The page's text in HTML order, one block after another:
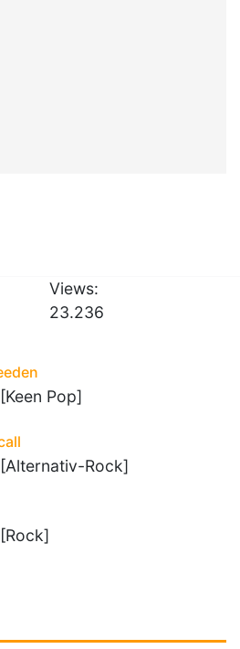
Views:
23.236
Pop]
Rock]